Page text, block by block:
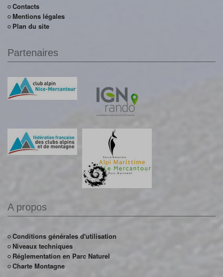
Contacts
Mentions légales
Plan du site
Partenaires
A propos
Conditions générales d'utilisation
Niveaux techniques
Réglementation en Parc Naturel
Charte Montagne